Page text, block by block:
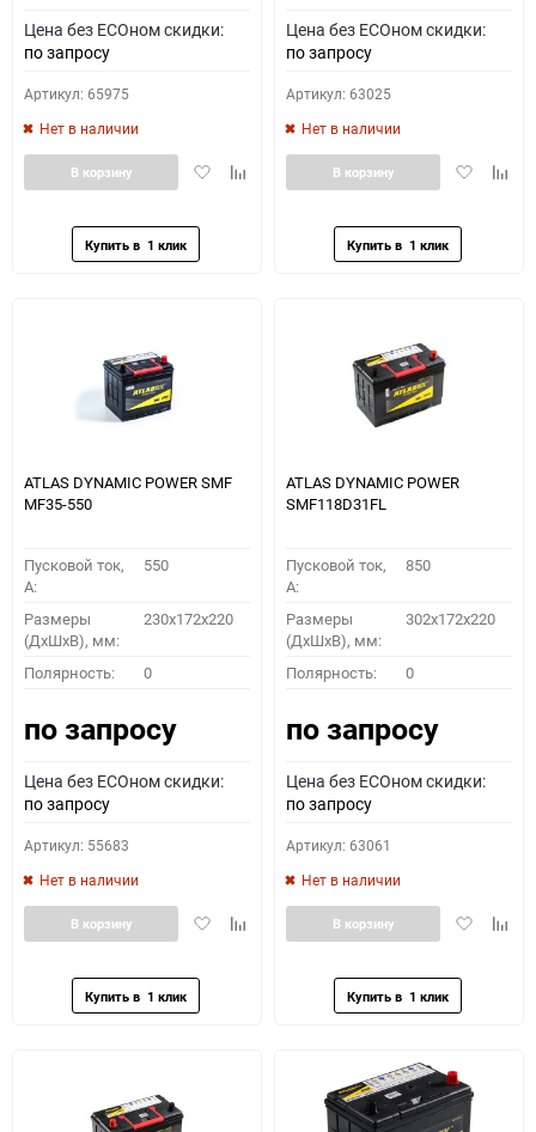
0 - обратная 1 - прямая 3 - обратная 4 - прямая
Цена без ECOном скидки:
по запросу
Артикул: 65975
Нет в наличии
ДобавитьДобавить
В корзину
Цена без ECOном скидки:
по запросу
Артикул: 63025
Нет в наличии
Добавить
В корзину
ATLAS DYNAMIC POWER SMF
MF35-550
Пусковой ток,
A:
550
Размеры
(ДхШхВ), мм:
230x172x220
Полярность: 0
по запросу
Цена без ECOном скидки:
по запросу
Артикул: 55683
Нет в наличии
ДобавитьДобавить
В корзину
ATLAS DYNAMIC POWER
SMF118D31FL
Пусковой ток,
A:
850
Размеры
(ДхШхВ), мм:
302x172x220
Полярность: 0
по запросу
Цена без ECOном скидки:
по запросу
Артикул: 63061
Нет в наличии
Добавить
В корзину